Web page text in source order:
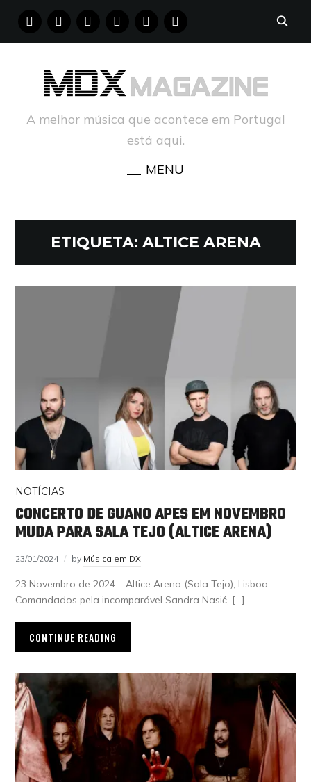
FACEBOOKINSTAGRAM
YOUTUBE PINTERESTTUMBLR
A melhor música que acontece em Portugal
está aqui.
MENU
ETIQUETA: ALTICE ARENA
NOTÍCIAS
CONCERTO DE GUANO APES EM NOVEMBRO
MUDA PARA SALA TEJO (ALTICE ARENA)
23/01/2024 by Música em DX
23 Novembro de 2024 – Altice Arena (Sala Tejo), Lisboa
Comandados pela incomparável Sandra Nasić, […]
CONTINUE READING